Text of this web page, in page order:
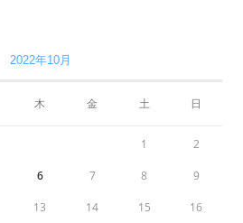
2022年10月
木 金 土 日
1 2
6 7 8 9
13 14 15 16